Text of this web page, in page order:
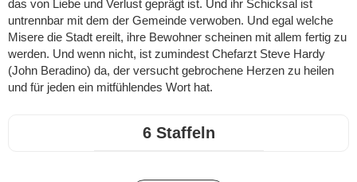
das von Liebe und Verlust geprägt ist. Und ihr Schicksal ist
untrennbar mit dem der Gemeinde verwoben. Und egal welche
Misere die Stadt ereilt, ihre Bewohner scheinen mit allem fertig zu
werden. Und wenn nicht, ist zumindest Chefarzt Steve Hardy
(John Beradino) da, der versucht gebrochene Herzen zu heilen
und für jeden ein mitfühlendes Wort hat.
6 Staffeln